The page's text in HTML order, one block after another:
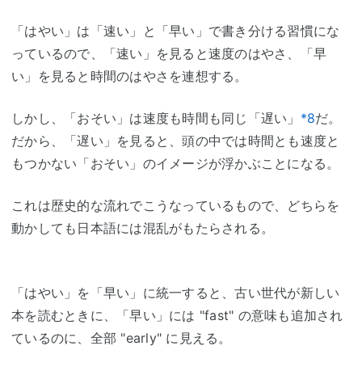
「はやい」は「速い」と「早い」で書き分ける習慣にな
っているので、「速い」を見ると速度のはやさ、「早
い」を見ると時間のはやさを連想する。
しかし、「おそい」は速度も時間も同じ「遅い」 *8だ。
だから、「遅い」を見ると、頭の中では時間とも速度と
もつかない「おそい」のイメージが浮かぶことになる。
これは歴史的な流れでこうなっているもので、どちらを
動かしても日本語には混乱がもたらされる。
「はやい」を「早い」に統一すると、古い世代が新しい
本を読むときに、「早い」には "fast" の意味も追加され
ているのに、全部 "early" に見える。